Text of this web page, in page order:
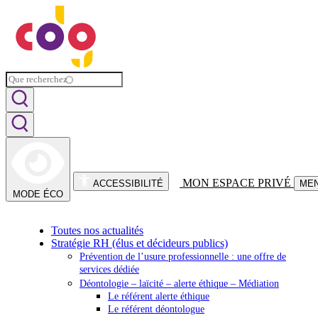
MODE ÉCO
ACCESSIBILITÉ MON ESPACE PRIVÉ
Toutes nos actualités
Stratégie RH (élus et décideurs publics)
Prévention de l’usure professionnelle : une offre de
services dédiée
Déontologie – laïcité – alerte éthique – Médiation
Le référent alerte éthique
Le référent déontologue